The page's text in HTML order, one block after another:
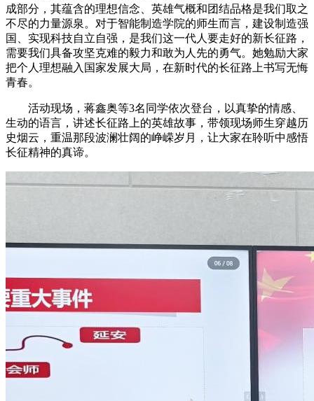
成部分，其蕴含的理想信念、英雄气概和团结品格是我们取之
不尽的力量源泉。对于智能制造学院的师生而言，建设制造强
国、实现科技自立自强，是我们这一代人要走好的新长征路，
需要我们具备攻坚克难的毅力和敢为人先的勇气。她勉励大家
把个人理想融入国家发展大局，在新时代的长征路上书写无悔
青春。
活动现场，蒋鑫奥等3名同学依次登台，以真挚的情感、
生动的语言，讲述长征路上的英雄故事，带领现场师生穿越历
史烟云，重温那段波澜壮阔的峥嵘岁月，让大家在聆听中感悟
长征精神的真谛。